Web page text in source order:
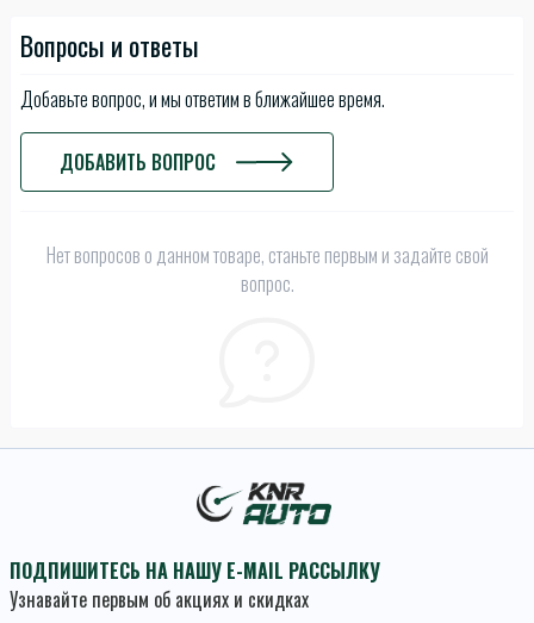
Вопросы и ответы
Добавьте вопрос, и мы ответим в ближайшее время.
ДОБАВИТЬ ВОПРОС
Нет вопросов о данном товаре, станьте первым и задайте свой
вопрос.
ПОДПИШИТЕСЬ НА НАШУ E-MAIL РАССЫЛКУ
Узнавайте первым об акциях и скидках